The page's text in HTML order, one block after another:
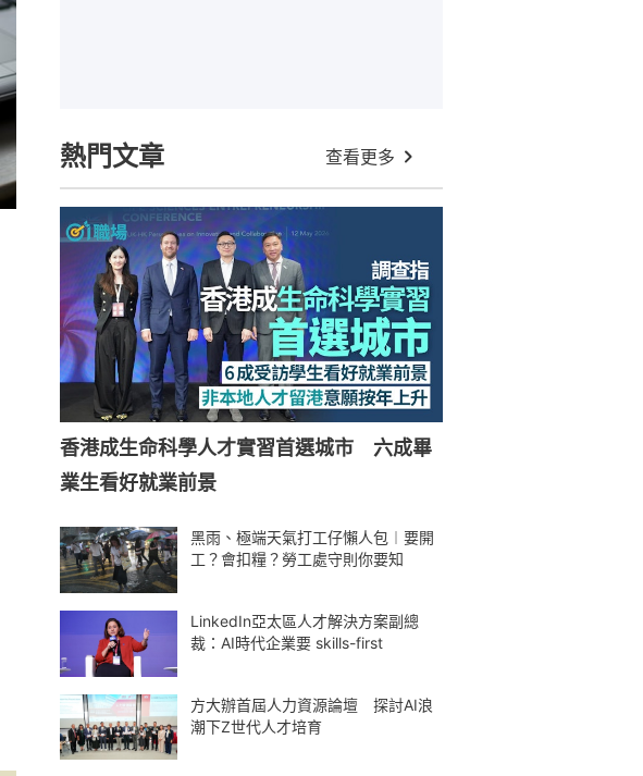
熱門文章 查看更多
香港成生命科學人才實習首選城市 六成畢
業生看好就業前景
黑雨、極端天氣打工仔懶人包︱要開
工？會扣糧？勞工處守則你要知
LinkedIn亞太區人才解決方案副總
裁：AI時代企業要 skills-first
方大辦首屆人力資源論壇 探討AI浪
潮下Z世代人才培育